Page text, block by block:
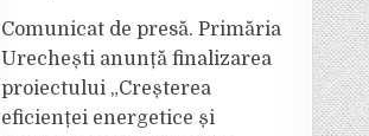
Comunicat de presă. Primăria
Urechești anunță finalizarea
proiectului „Creșterea
eficienței energetice și